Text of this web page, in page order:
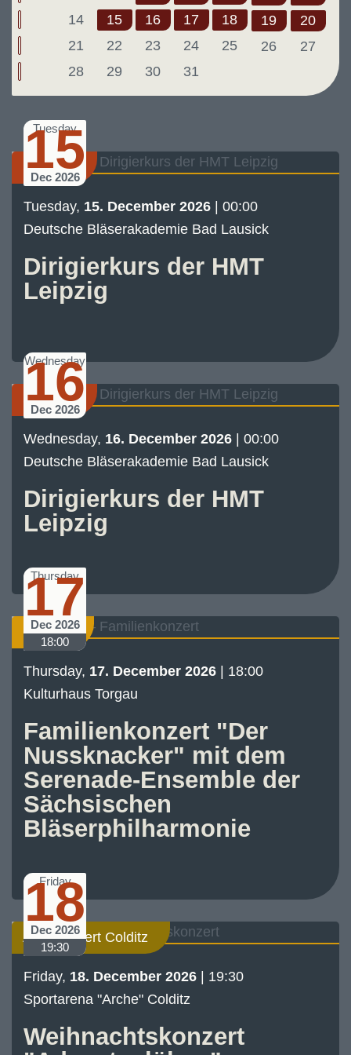
14
15 16 17 18 19
20
21
22 23 24 25 26
27
28
29 30 31
Seminar
Tuesday
15
Dec 2026
Tuesday, 15. December 2026 | 00:00
Deutsche Bläserakademie Bad Lausick
Dirigierkurs der HMT
Leipzig
Seminar
Wednesday
16
Dec 2026
Wednesday, 16. December 2026 | 00:00
Deutsche Bläserakademie Bad Lausick
Dirigierkurs der HMT
Leipzig
Concert
Thursday
17
Dec 2026
18:00
Thursday, 17. December 2026 | 18:00
Kulturhaus Torgau
Familienkonzert "Der
Nussknacker" mit dem
Serenade-Ensemble der
Sächsischen
Bläserphilharmonie
Abo-Konzert Colditz
Friday
18
Dec 2026
19:30
Friday, 18. December 2026 | 19:30
Sportarena "Arche" Colditz
Weihnachtskonzert